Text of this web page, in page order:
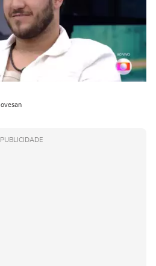
PUBLICIDADE